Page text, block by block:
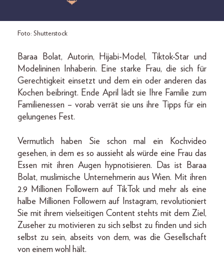
Foto: Shutterstock
Baraa Bolat, Autorin, Hijabi-Model, Tiktok-Star und
Modelininen Inhaberin. Eine starke Frau, die sich für
Gerechtigkeit einsetzt und dem ein oder anderen das
Kochen beibringt. Ende April lädt sie Ihre Familie zum
Familienessen – vorab verrät sie uns ihre Tipps für ein
gelungenes Fest.
Vermutlich haben Sie schon mal ein Kochvideo
gesehen, in dem es so aussieht als würde eine Frau das
Essen mit ihren Augen hypnotisieren. Das ist Baraa
Bolat, muslimische Unternehmerin aus Wien. Mit ihren
2.9 Millionen Followern auf TikTok und mehr als eine
halbe Millionen Followern auf Instagram, revolutioniert
Sie mit ihrem vielseitigen Content stehts mit dem Ziel,
Zuseher zu motivieren zu sich selbst zu finden und sich
selbst zu sein, abseits von dem, was die Gesellschaft
von einem wohl hält.